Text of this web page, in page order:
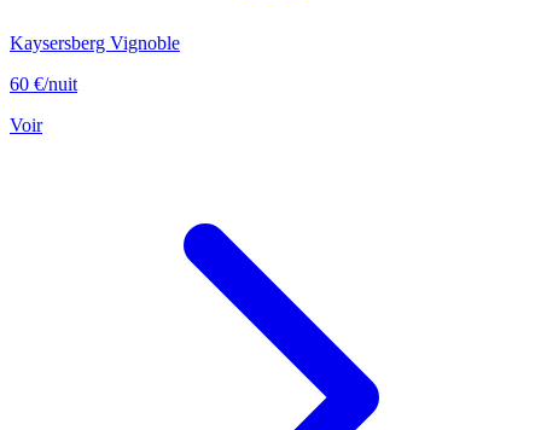
Kaysersberg Vignoble
60 €/nuit
Voir